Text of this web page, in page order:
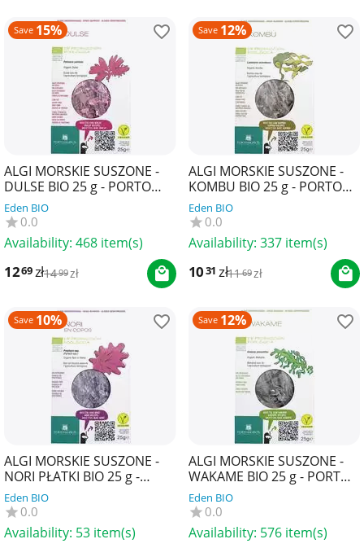
Save 15%
ALGI MORSKIE SUSZONE -
DULSE BIO 25 g - PORTO
MUINOS
Eden BIO
0.0
Availability: 468 item(s)
1269zł1499zł
Save 12%
ALGI MORSKIE SUSZONE -
KOMBU BIO 25 g - PORTO
MUINOS
Eden BIO
0.0
Availability: 337 item(s)
1031 zł1169zł
Save 10%
ALGI MORSKIE SUSZONE -
NORI PŁATKI BIO 25 g -
PORTO MUINOS
Eden BIO
0.0
Availability: 53 item(s)
Save 12%
ALGI MORSKIE SUSZONE -
WAKAME BIO 25 g - PORTO
MUINOS
Eden BIO
0.0
Availability: 576 item(s)